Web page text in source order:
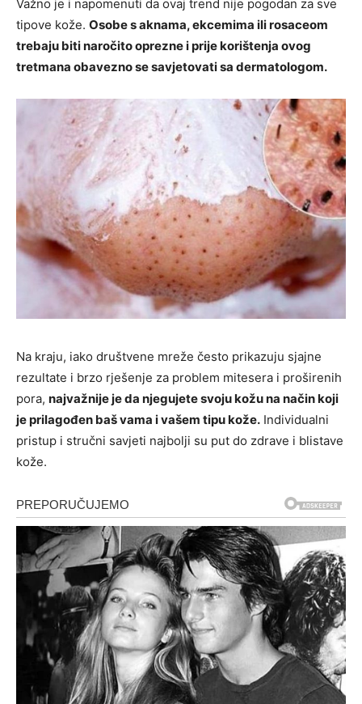
Važno je i napomenuti da ovaj trend nije pogodan za sve
tipove kože. Osobe s aknama, ekcemima ili rosaceom
trebaju biti naročito oprezne i prije korištenja ovog
tretmana obavezno se savjetovati sa dermatologom.
Na kraju, iako društvene mreže često prikazuju sjajne
rezultate i brzo rješenje za problem mitesera i proširenih
pora, najvažnije je da njegujete svoju kožu na način koji
je prilagođen baš vama i vašem tipu kože. Individualni
pristup i stručni savjeti najbolji su put do zdrave i blistave
kože.